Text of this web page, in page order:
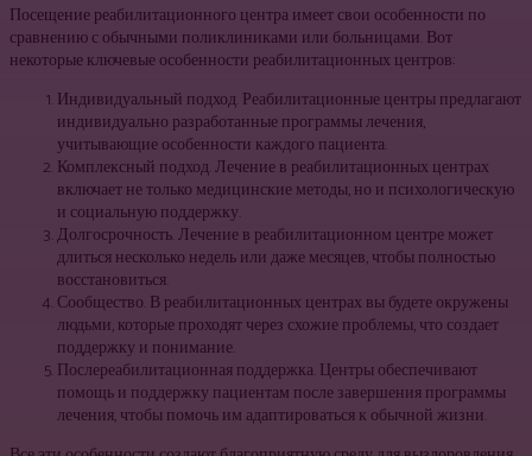
Посещение реабилитационного центра имеет свои особенности по
сравнению с обычными поликлиниками или больницами. Вот
некоторые ключевые особенности реабилитационных центров:
Индивидуальный подход. Реабилитационные центры предлагают
индивидуально разработанные программы лечения,
учитывающие особенности каждого пациента.
Комплексный подход. Лечение в реабилитационных центрах
включает не только медицинские методы, но и психологическую
и социальную поддержку.
Долгосрочность. Лечение в реабилитационном центре может
длиться несколько недель или даже месяцев, чтобы полностью
восстановиться.
Сообщество. В реабилитационных центрах вы будете окружены
людьми, которые проходят через схожие проблемы, что создает
поддержку и понимание.
Послереабилитационная поддержка. Центры обеспечивают
помощь и поддержку пациентам после завершения программы
лечения, чтобы помочь им адаптироваться к обычной жизни.